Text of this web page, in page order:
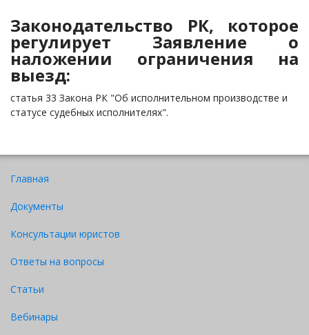
Законодательство РК, которое
регулирует Заявление о
наложении ограничения на
выезд:
статья 33 Закона РК "Об исполнительном производстве и
статусе судебных исполнителях".
Главная
Документы
Консультации юристов
Ответы на вопросы
Статьи
Вебинары